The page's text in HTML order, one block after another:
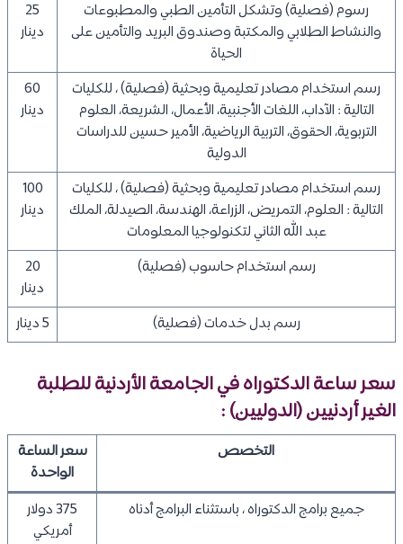
رسوم (فصلية) وتشكل التأمين الطبي والمطبوعات
والنشاط الطلابي والمكتبة وصندوق البريد والتأمين على
الحياة
25
دينار
رسم استخدام مصادر تعليمية وبحثية (فصلية) ، للكليات
التالية : الآداب، اللغات الأجنبية، الأعمال، الشريعة، العلوم
التربوية، الحقوق، التربية الرياضية، الأمير حسين للدراسات
الدولية
60
دينار
رسم استخدام مصادر تعليمية وبحثية (فصلية) ، للكليات
التالية : العلوم، التمريض، الزراعة، الهندسة، الصيدلة، الملك
عبد الله الثاني لتكنولوجيا المعلومات
100
دينار
رسم استخدام حاسوب (فصلية)
20
دينار
رسم بدل خدمات (فصلية)
5 دينار
سعر ساعة الدكتوراه في الجامعة الأردنية للطلبة
الغير أردنيين (الدوليين) :
التخصص
سعر الساعة
الواحدة
جميع برامج الدكتوراه ، باستثناء البرامج أدناه
375 دولار
أمريكي